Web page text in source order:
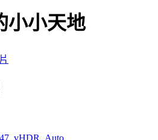
小小天地